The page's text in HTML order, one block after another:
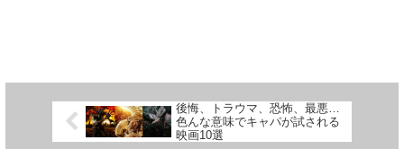
後悔、トラウマ、恐怖、最悪…
色んな意味でキャパが試される
映画10選